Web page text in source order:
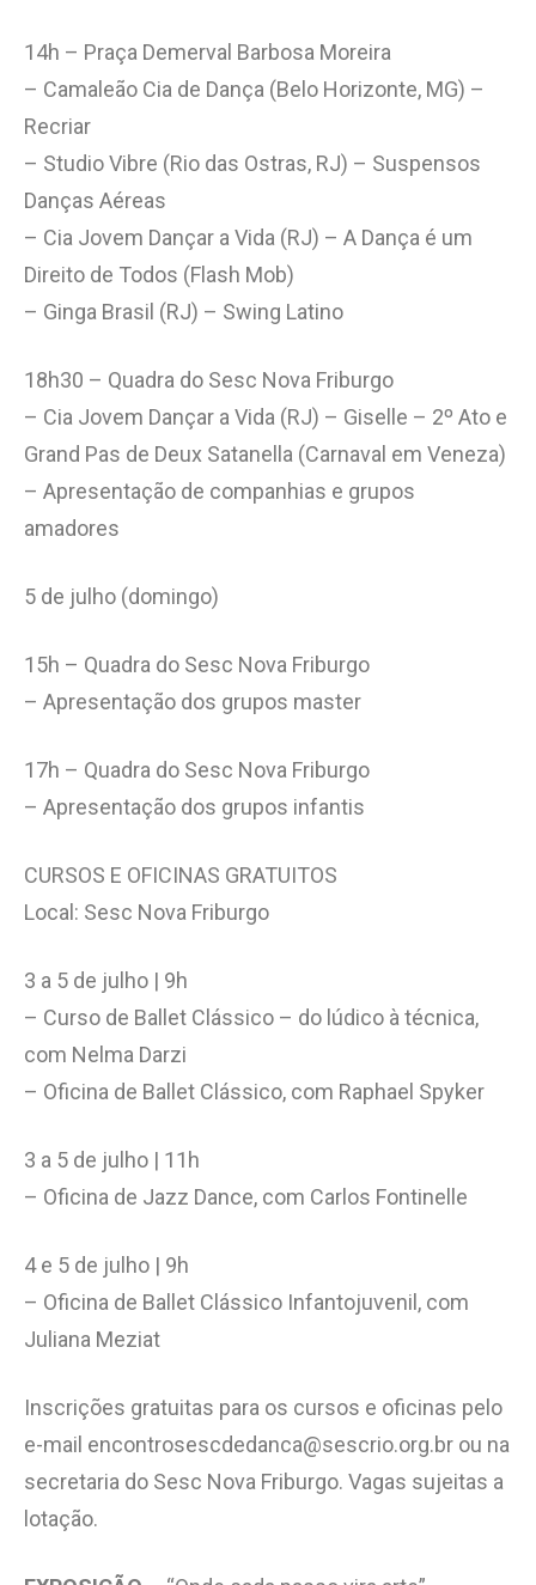
14h – Praça Demerval Barbosa Moreira
– Camaleão Cia de Dança (Belo Horizonte, MG) –
Recriar
– Studio Vibre (Rio das Ostras, RJ) – Suspensos
Danças Aéreas
– Cia Jovem Dançar a Vida (RJ) – A Dança é um
Direito de Todos (Flash Mob)
– Ginga Brasil (RJ) – Swing Latino
18h30 – Quadra do Sesc Nova Friburgo
– Cia Jovem Dançar a Vida (RJ) – Giselle – 2º Ato e
Grand Pas de Deux Satanella (Carnaval em Veneza)
– Apresentação de companhias e grupos
amadores
5 de julho (domingo)
15h – Quadra do Sesc Nova Friburgo
– Apresentação dos grupos master
17h – Quadra do Sesc Nova Friburgo
– Apresentação dos grupos infantis
CURSOS E OFICINAS GRATUITOS
Local: Sesc Nova Friburgo
3 a 5 de julho | 9h
– Curso de Ballet Clássico – do lúdico à técnica,
com Nelma Darzi
– Oficina de Ballet Clássico, com Raphael Spyker
3 a 5 de julho | 11h
– Oficina de Jazz Dance, com Carlos Fontinelle
4 e 5 de julho | 9h
– Oficina de Ballet Clássico Infantojuvenil, com
Juliana Meziat
Inscrições gratuitas para os cursos e oficinas pelo
e-mail encontrosescdedanca@sescrio.org.br ou na
secretaria do Sesc Nova Friburgo. Vagas sujeitas a
lotação.